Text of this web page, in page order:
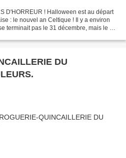
D'HORREUR ! Halloween est au départ
: le nouvel an Celtique ! Il y a environ
terminait pas le 31 décembre, mais le 31
DU